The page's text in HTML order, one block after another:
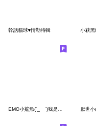
幹話貓球♥情勒特輯 小萩黑
EMO小鯊魚(´_ゝ`)我是什麼很賤的人嗎